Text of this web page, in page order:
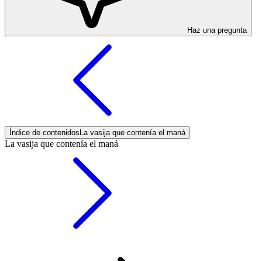
Haz una pregunta
Índice de contenidos La vasija que contenía el maná
La vasija que contenía el maná